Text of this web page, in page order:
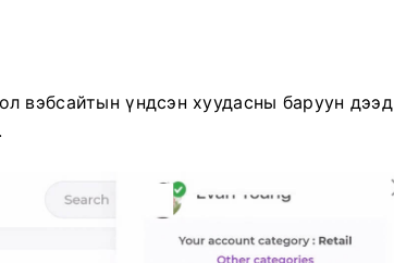
вэбсайтын үндсэн хуудасны баруун дээд